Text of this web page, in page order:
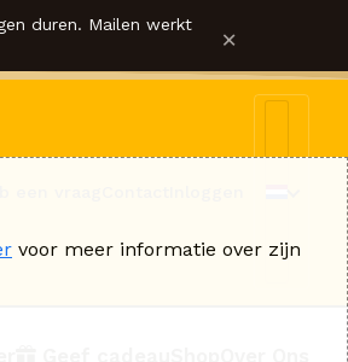
duren. Mailen werkt ×
voor meer informatie over zijn